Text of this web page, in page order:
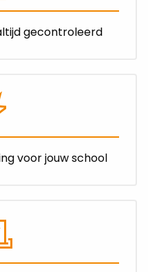
gecontroleerd
voor jouw school